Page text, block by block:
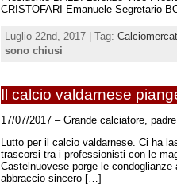
CRISTOFARI Emanuele Segretario
Luglio 22nd, 2017 | Tag:
sono chiusi
Il calcio valdarnese
17/07/2017 – Grande calciatore,
Lutto per il calcio valdarnese. Ci ha
trascorsi tra i professionisti con le
Castelnuovese porge le
abbraccio sincero […]